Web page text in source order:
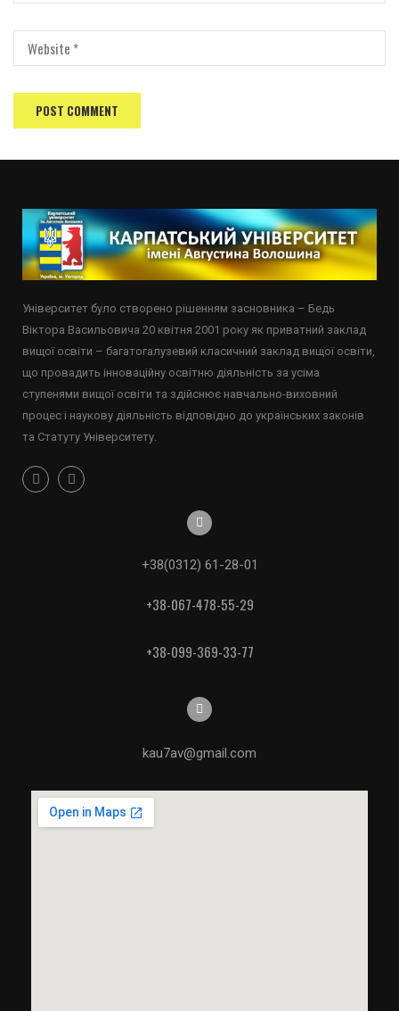
Університет було створено рішенням засновника – Бедь
Віктора Васильовича 20 квітня 2001 року як приватний заклад
вищої освіти – багатогалузевий класичний заклад вищої освіти,
що провадить інноваційну освітню діяльність за усіма
ступенями вищої освіти та здійснює навчально-виховний
процес і наукову діяльність відповідно до українських законів
та Статуту Університету.
+38(0312) 61-28-01
+38-067-478-55-29
+38-099-369-33-77
kau7av@gmail.com